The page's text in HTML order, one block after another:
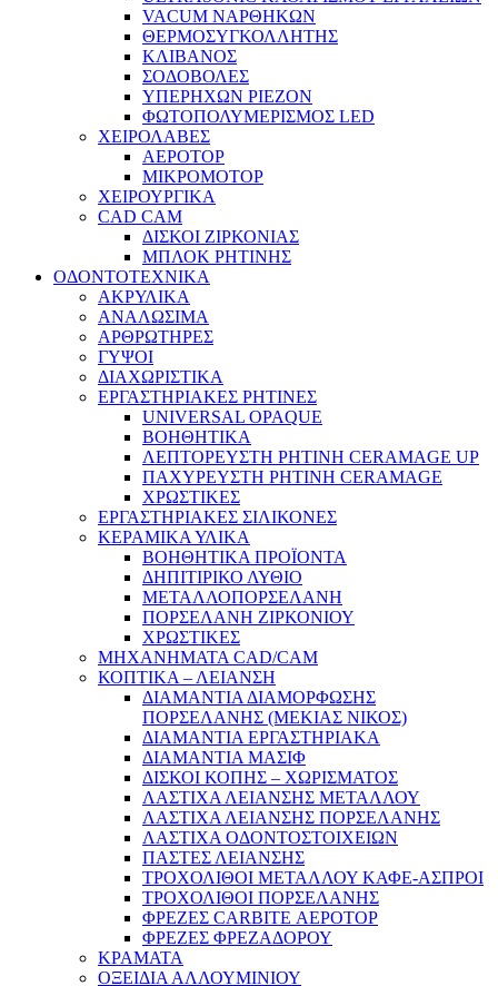
VACUM ΝΑΡΘΗΚΩΝ
ΘΕΡΜΟΣΥΓΚΟΛΛΗΤΗΣ
ΚΛΙΒΑΝΟΣ
ΣΟΔΟΒΟΛΕΣ
ΥΠΕΡΗΧΩΝ PIEZON
ΦΩΤΟΠΟΛΥΜΕΡΙΣΜΟΣ LED
ΧΕΙΡΟΛΑΒΕΣ
ΑΕΡΟΤΟΡ
ΜΙΚΡΟΜΟΤΟΡ
ΧΕΙΡΟΥΡΓΙΚΑ
CAD CAM
ΔΙΣΚΟΙ ΖΙΡΚΟΝΙΑΣ
ΜΠΛΟΚ ΡΗΤΙΝΗΣ
ΟΔΟΝΤΟΤΕΧΝΙΚΑ
ΑΚΡΥΛΙΚΑ
ΑΝΑΛΩΣΙΜΑ
ΑΡΘΡΩΤΗΡΕΣ
ΓΥΨΟΙ
ΔΙΑΧΩΡΙΣΤΙΚΑ
ΕΡΓΑΣΤΗΡΙΑΚΕΣ ΡΗΤΙΝΕΣ
UNIVERSAL OPAQUE
ΒΟΗΘΗΤΙΚΑ
ΛΕΠΤΟΡΕΥΣΤΗ ΡΗΤΙΝΗ CERAMAGE UP
ΠΑΧΥΡΕΥΣΤΗ ΡΗΤΙΝΗ CERAMAGE
ΧΡΩΣΤΙΚΕΣ
ΕΡΓΑΣΤΗΡΙΑΚΕΣ ΣΙΛΙΚΟΝΕΣ
ΚΕΡΑΜΙΚΑ ΥΛΙΚΑ
ΒΟΗΘΗΤΙΚΑ ΠΡΟΪΟΝΤΑ
ΔΗΠΙΤΙΡΙΚΟ ΛΥΘΙΟ
ΜΕΤΑΛΛΟΠΟΡΣΕΛΑΝΗ
ΠΟΡΣΕΛΑΝΗ ΖΙΡΚΟΝΙΟΥ
ΧΡΩΣΤΙΚΕΣ
ΜΗΧΑΝΗΜΑΤΑ CAD/CAM
ΚΟΠΤΙΚΑ – ΛΕΙΑΝΣΗ
ΔΙΑΜΑΝΤΙΑ ΔΙΑΜΟΡΦΩΣΗΣ
ΠΟΡΣΕΛΑΝΗΣ (ΜΕΚΙΑΣ ΝΙΚΟΣ)
ΔΙΑΜΑΝΤΙΑ ΕΡΓΑΣΤΗΡΙΑΚΑ
ΔΙΑΜΑΝΤΙΑ ΜΑΣΙΦ
ΔΙΣΚΟΙ ΚΟΠΗΣ – ΧΩΡΙΣΜΑΤΟΣ
ΛΑΣΤΙΧΑ ΛΕΙΑΝΣΗΣ ΜΕΤΑΛΛΟΥ
ΛΑΣΤΙΧΑ ΛΕΙΑΝΣΗΣ ΠΟΡΣΕΛΑΝΗΣ
ΛΑΣΤΙΧΑ ΟΔΟΝΤΟΣΤΟΙΧΕΙΩΝ
ΠΑΣΤΕΣ ΛΕΙΑΝΣΗΣ
ΤΡΟΧΟΛΙΘΟΙ ΜΕΤΑΛΛΟΥ ΚΑΦΕ-ΑΣΠΡΟΙ
ΤΡΟΧΟΛΙΘΟΙ ΠΟΡΣΕΛΑΝΗΣ
ΦΡΕΖΕΣ CARBITE ΑΕΡΟΤΟΡ
ΦΡΕΖΕΣ ΦΡΕΖΑΔΟΡΟΥ
ΚΡΑΜΑΤΑ
ΟΞΕΙΔΙΑ ΑΛΛΟΥΜΙΝΙΟΥ